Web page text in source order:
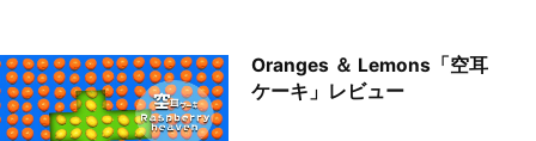
Oranges ＆ Lemons「空耳
ケーキ」レビュー